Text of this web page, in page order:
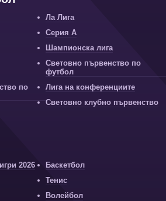
Ла Лига
Серия А
Шампионска лига
Световно първенство по
футбол
по
Лига на конференциите
Световно клубно първенство
2026
Баскетбол
Тенис
Волейбол